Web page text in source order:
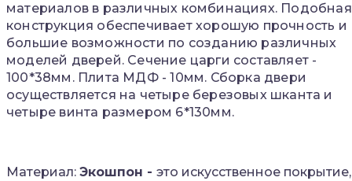
материалов в различных комбинациях. Подобная
конструкция обеспечивает хорошую прочность и
большие возможности по созданию различных
моделей дверей. Сечение царги составляет -
100*38мм. Плита МДФ - 10мм. Сборка двери
осуществляется на четыре березовых шканта и
четыре винта размером 6*130мм.
Материал: Экошпон - это искусственное покрытие,